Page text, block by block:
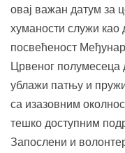
овај важан датум за
хуманости служи као
посвећеност
Црвеног полумесеца
ублажи патњу и
са изазовним
тешко доступним
Запослени и